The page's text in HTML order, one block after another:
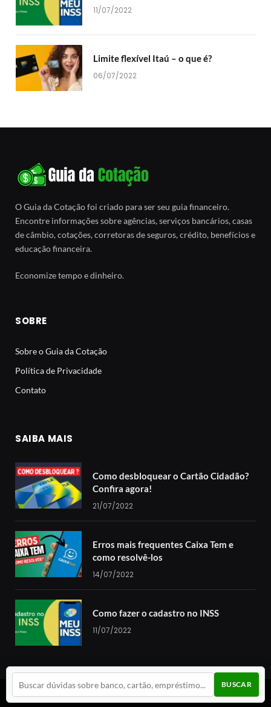
BUSCAR
11/07/2022
Limite flexível Itaú – o que é?
06/07/2022
O Guia da Cotação foi criado para ser seu guia financeiro.
Encontre informações sobre agências, serviços bancários, casas
de câmbio, cotações, corretoras de seguros, crédito, benefícios e
educação financeira.
Economize tempo e dinheiro.
SOBRE
Sobre o Guia da Cotação
Política de Privacidade
Contato
SAIBA MAIS
Como desbloquear o Cartão Cidadão?
Confira agora!
21/07/2022
Erros mais frequentes Caixa Tem e
como resolvê-los
14/07/2022
Como fazer o cadastro no INSS
11/07/2022
© 2024 Guia da Cotação. Todos os direitos reservados